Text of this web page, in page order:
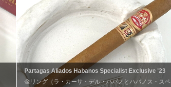
Partagas Aliados Habanos Specialist Exclusive '23
金リング（ラ・カーサ・デル・ハバノとハバノス・スペ